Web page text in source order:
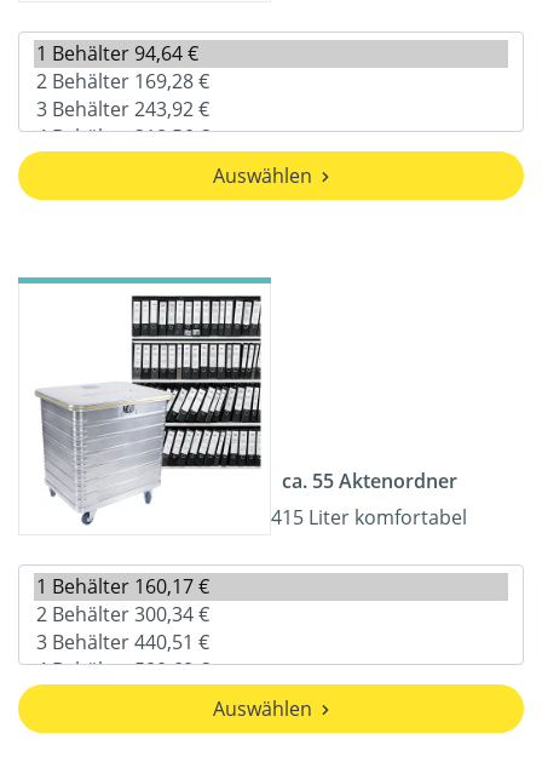
Auswählen
ca. 55 Aktenordner
415 Liter komfortabel
Auswählen